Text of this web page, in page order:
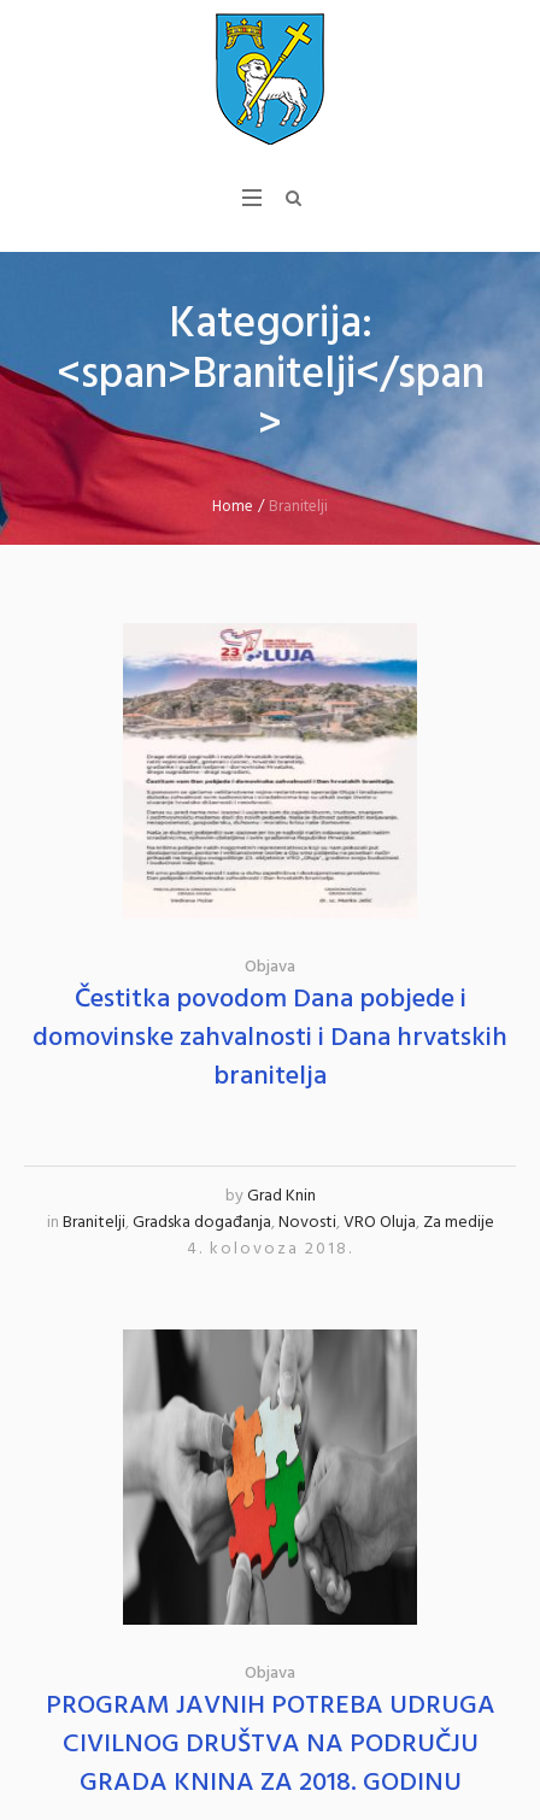
Kategorija:
<span>Branitelji</span
>
Home /Branitelji
Objava
Čestitka povodom Dana pobjede i
domovinske zahvalnosti i Dana hrvatskih
branitelja
byGrad Knin
inBranitelji,Gradska događanja,Novosti,VRO Oluja,Za medije
4. kolovoza 2018.
Objava
PROGRAM JAVNIH POTREBA UDRUGA
CIVILNOG DRUŠTVA NA PODRUČJU
GRADA KNINA ZA 2018. GODINU